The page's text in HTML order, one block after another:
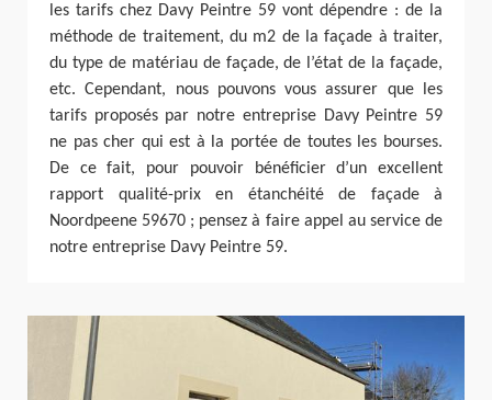
les tarifs chez Davy Peintre 59 vont dépendre : de la
méthode de traitement, du m2 de la façade à traiter,
du type de matériau de façade, de l’état de la façade,
etc. Cependant, nous pouvons vous assurer que les
tarifs proposés par notre entreprise Davy Peintre 59
ne pas cher qui est à la portée de toutes les bourses.
De ce fait, pour pouvoir bénéficier d’un excellent
rapport qualité-prix en étanchéité de façade à
Noordpeene 59670 ; pensez à faire appel au service de
notre entreprise Davy Peintre 59.